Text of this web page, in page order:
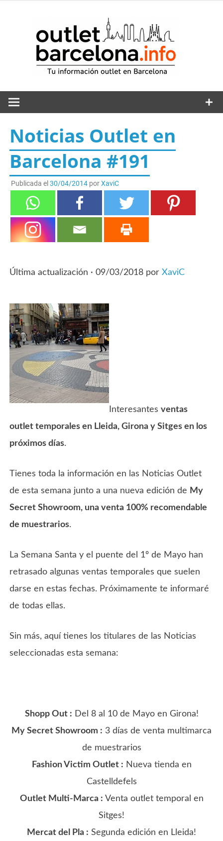
Noticias Outlet en
Barcelona #191
Publicada el 30/04/2014porXaviC
Última actualización · 09/03/2018 porXaviC
Interesantesventas
outlet temporales en Lleida, Girona y Sitges en los
próximos días.
Tienes toda la información en las Noticias Outlet
de esta semana junto a una nueva edición de My
Secret Showroom, una venta 100% recomendable
de muestrarios.
La Semana Santa y el puente del 1º de Mayo han
retrasado algunas ventas temporales que suelen
darse en estas fechas. Próximamente te informaré
de todas ellas.
Sin más, aquí tienes los titulares de las Noticias
seleccionadas esta semana:
Shopp Out : Del 8 al 10 de Mayo en Girona!
My Secret Showroom : 3 días de venta multimarca
de muestrarios
Fashion Victim Outlet : Nueva tienda en
Castelldefels
Outlet Multi-Marca : Venta outlet temporal en
Sitges!
Mercat del Pla : Segunda edición en Lleida!